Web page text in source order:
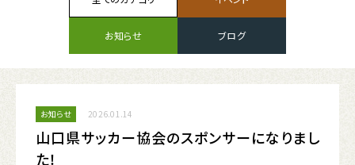
お知らせ ブログ
お知らせ 2026.01.14
山口県サッカー協会のスポンサーになりまし
た！